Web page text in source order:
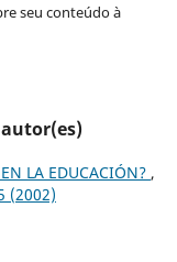
seu conteúdo à
LA EDUCACIÓN? ,
(2002)